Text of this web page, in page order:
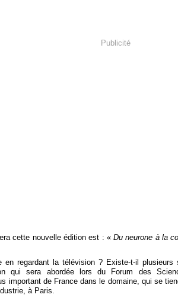
Publicité
cette nouvelle édition est : «Du neurone à la
en regardant la télévision ? Existe-t-il plusieurs
qui sera abordée lors du Forum des
important de France dans le domaine, qui se
à Paris.